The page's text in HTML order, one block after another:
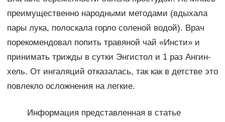
преимущественно народными методами (вдыхала
пары лука, полоскала горло соленой водой). Врач
порекомендовал попить травяной чай «Инсти» и
принимать трижды в сутки Энгистол и 1 раз Ангин-
хель. От ингаляций отказалась, так как в детстве это
повлекло осложнения на легкие.
Информация представленная в статье